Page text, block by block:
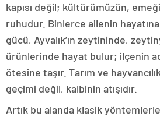
kapısı değil; kültürümüzün,
ruhudur. Binlerce ailenin
gücü, Ayvalık’ın zeytininde,
ürünlerinde hayat bulur; ilçenin
ötesine taşır. Tarım ve
geçimi değil, kalbinin atışıdır.
Artık bu alanda klasik yöntemlerle